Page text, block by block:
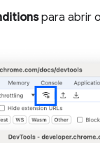
para abrir